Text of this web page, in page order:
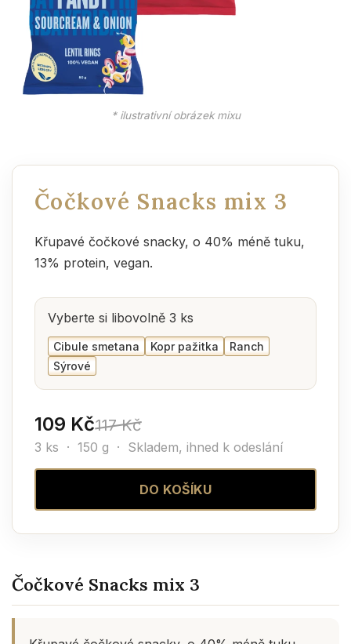
* ilustrativní obrázek mixu
Čočkové Snacks mix 3
Křupavé čočkové snacky, o 40% méně tuku,
13% protein, vegan.
Vyberte si libovolně 3 ks
Cibule smetana Kopr pažitka
Ranch
Sýrové
109 Kč117 Kč
3 ks · 150 g · Skladem, ihned k odeslání
DO KOŠÍKU
Čočkové Snacks mix 3